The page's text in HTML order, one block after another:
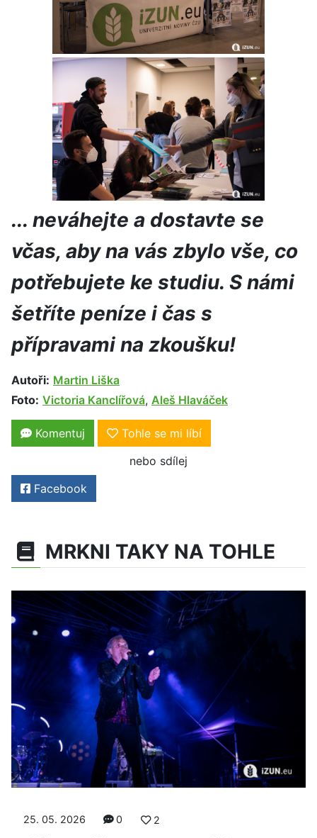
... neváhejte a dostavte se
včas, aby na vás zbylo vše, co
potřebujete ke studiu. S námi
šetříte peníze i čas s
přípravami na zkoušku!
Autoři: Martin Liška
Foto: Victoria Kanclířová, Aleš Hlaváček
Komentuj
Tohle se mi líbí
nebo sdílej
Facebook
MRKNI TAKY NA TOHLE
25. 05. 2026 0 2